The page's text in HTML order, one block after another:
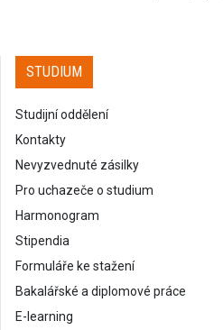
STUDIUM
Studijní oddělení
Kontakty
Nevyzvednuté zásilky
Pro uchazeče o studium
Harmonogram
Stipendia
Formuláře ke stažení
Bakalářské a diplomové práce
E-learning